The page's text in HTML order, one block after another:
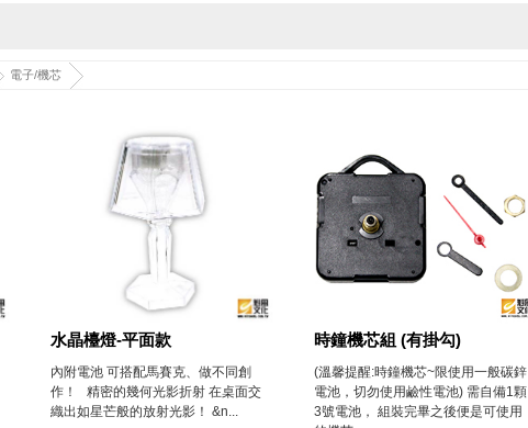
電子/機芯
水晶檯燈-平面款
內附電池 可搭配馬賽克、做不同創
作！ 精密的幾何光影折射 在桌面交
織出如星芒般的放射光影！ &n...
時鐘機芯組 (有掛勾)
(溫馨提醒:時鐘機芯~限使用一般碳鋅
電池，切勿使用鹼性電池) 需自備1顆
3號電池， 組裝完畢之後便是可使用